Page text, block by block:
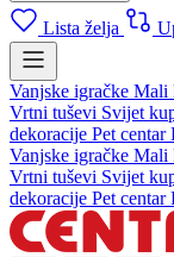
Lista želja
Vanjske igračke Mali
Vrtni tuševi Svijet
dekoracije Pet centar
Vanjske igračke Mali
Vrtni tuševi Svijet
dekoracije Pet centar